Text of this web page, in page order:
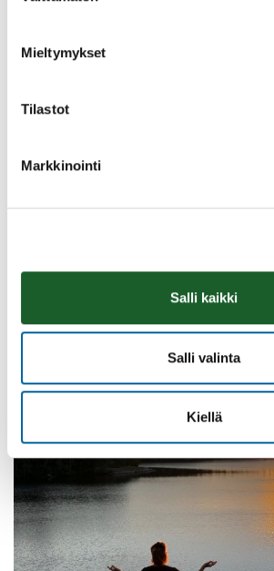
Mieltymykset
Tilastot
Markkinointi
Salli kaikki
Salli valinta
Kiellä
Vatulanharjun Vestivaalit
Palinperäntie 1312